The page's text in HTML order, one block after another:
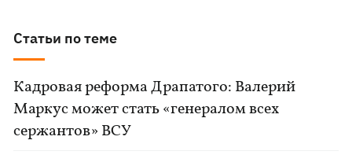
Статьи по теме
Кадровая реформа Драпатого: Валерий
Маркус может стать «генералом всех
сержантов» ВСУ